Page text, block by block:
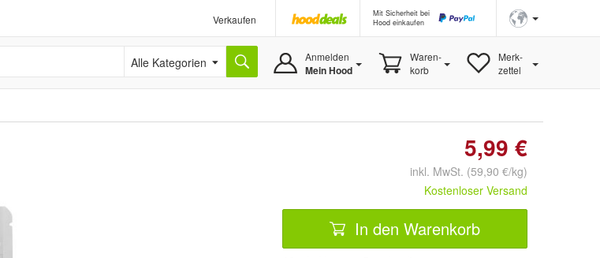
Verkaufen
Mit Sicherheit bei
Hood einkaufen
Alle Kategorien Anmelden
Mein Hood
Waren-
korb
Merk-
zettel
5,99 €
inkl. MwSt. (59,90 €/kg)
Kostenloser Versand
In den Warenkorb